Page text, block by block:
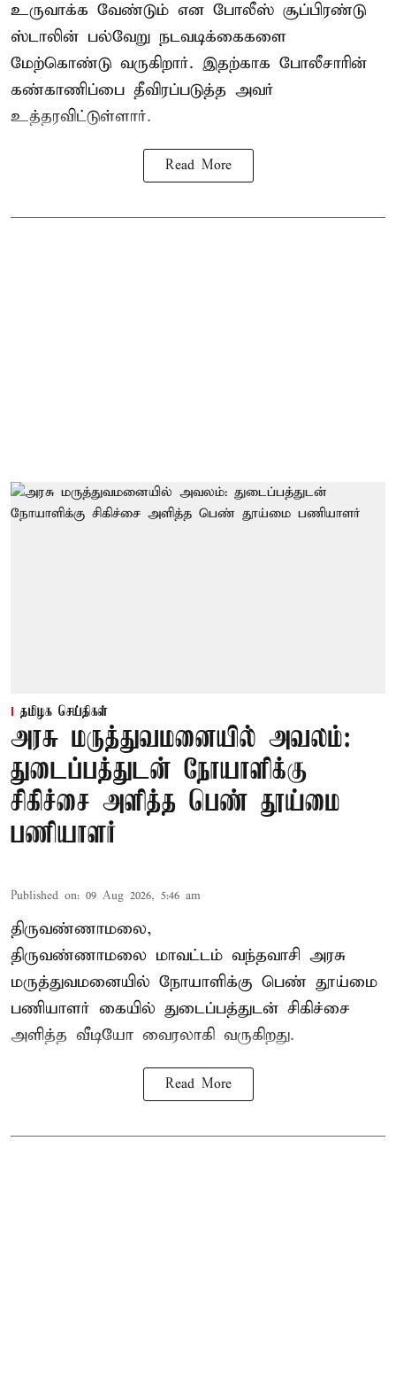
உருவாக்க வேண்டும் என போலீஸ் சூப்பிரண்டு
ஸ்டாலின் பல்வேறு நடவடிக்கைகளை
மேற்கொண்டு வருகிறார். இதற்காக போலீசாரின்
கண்காணிப்பை தீவிரப்படுத்த அவர்
உத்தரவிட்டுள்ளார்.
Read More
தமிழக செய்திகள்
அரசு மருத்துவமனையில் அவலம்:
துடைப்பத்துடன் நோயாளிக்கு
சிகிச்சை அளித்த பெண் தூய்மை
பணியாளர்
Published on: 09 Aug 2026, 5:46 am
திருவண்ணாமலை,
திருவண்ணாமலை மாவட்டம் வந்தவாசி அரசு
மருத்துவமனையில் நோயாளிக்கு பெண் தூய்மை
பணியாளர் கையில் துடைப்பத்துடன் சிகிச்சை
அளித்த வீடியோ வைரலாகி வருகிறது.
Read More